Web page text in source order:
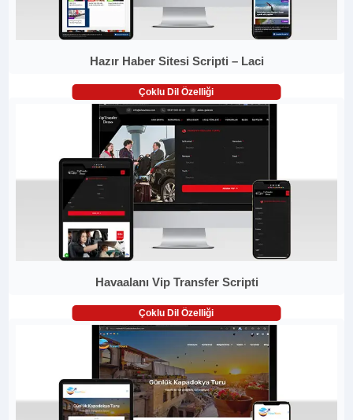
Hazır Haber Sitesi Scripti – Laci
Çoklu Dil Özelliği
Havaalanı Vip Transfer Scripti
Çoklu Dil Özelliği